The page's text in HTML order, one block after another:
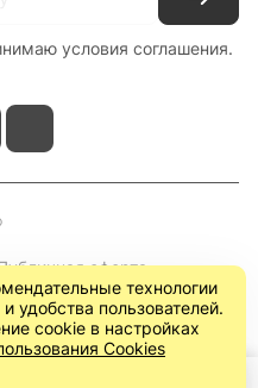
условия соглашения.
оферта
технологии
удобства пользователей.
cookie в настройках
Cookies